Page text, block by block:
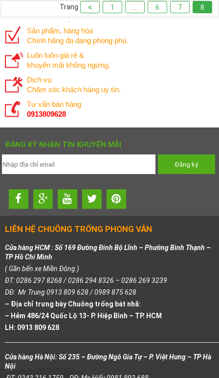
Trang
:
1 6 7 8
Sản phẩm, hàng hóa
Chính hãng đa dạng phong phú.
Luôn luôn giá rẻ &
khuyến mãi không ngừng.
Dịch vụ
Chăm sóc khách hàng uy tín.
Tư vấn bán hàng
0913809628
ĐĂNG KÝ NHẬN TIN KHUYẾN MÃI
LIÊN HỆ CHUÔNG TRỐNG PHONG VÂN
Cửa hàng HCM : Số 169 Đường Đinh Bộ Lĩnh – Phường Bình Thạnh –
TP Hồ Chí Minh
( Gần bến xe Miền Đông )
ĐT: 0286 297 8268 / 0286 294 8326 – 0286 269 3239
DĐ: Mr Trung 0913 809 628 / 0989 875 628
– Địa chỉ trưng bày Chuông trống bát nhã:
– Hẻm 486/24 Quốc Lộ 13- P. Hiệp Bình – TP. HCM
LH: 0913 809 628
Cửa hàng Hà Nội: Số 235 – Đường Ngô Gia Tự – P. Việt Hưng – TP Hà
Nội